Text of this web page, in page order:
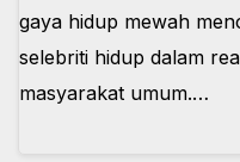
gaya hidup mewah
selebriti hidup dalam
masyarakat umum.…